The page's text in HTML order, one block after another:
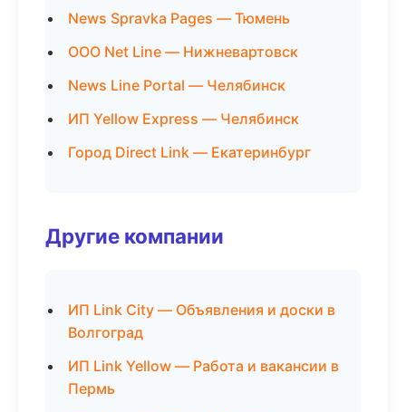
News Spravka Pages — Тюмень
ООО Net Line — Нижневартовск
News Line Portal — Челябинск
ИП Yellow Express — Челябинск
Город Direct Link — Екатеринбург
Другие компании
ИП Link City — Объявления и доски в
Волгоград
ИП Link Yellow — Работа и вакансии в
Пермь